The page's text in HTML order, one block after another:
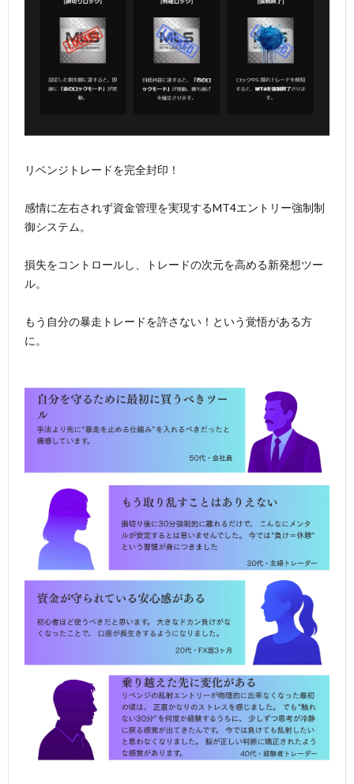
リベンジトレードを完全封印！
感情に左右されず資金管理を実現するMT4エントリー強制制
御システム。
損失をコントロールし、トレードの次元を高める新発想ツー
ル。
もう自分の暴走トレードを許さない！という覚悟がある方
に。